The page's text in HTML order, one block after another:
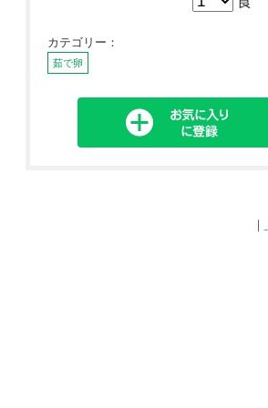
カテゴリー：
茹で卵
｜